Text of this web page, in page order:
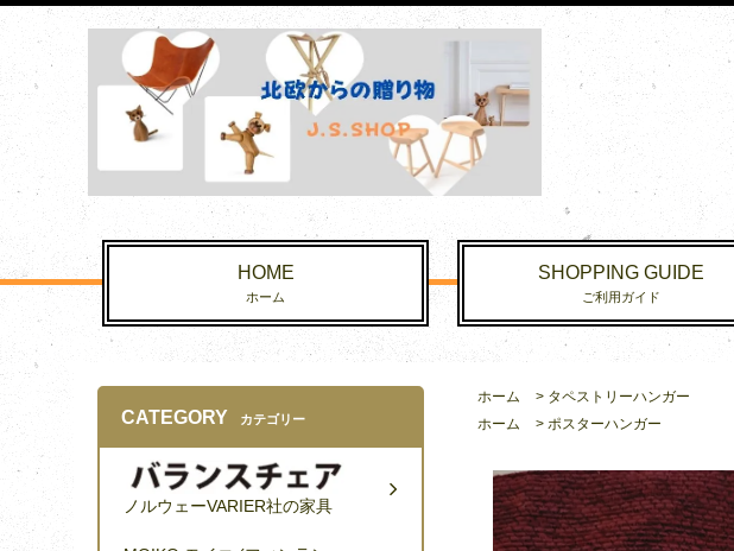
HOME
ホーム
SHOPPING GUIDE
ご利用ガイド
ホーム > タペストリーハンガー
ホーム
> ポスターハンガー
CATEGORY カテゴリー
ノルウェーVARIER社の家具